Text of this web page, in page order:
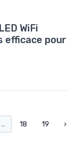
WiFi
efficace pour
... 18 19 ›